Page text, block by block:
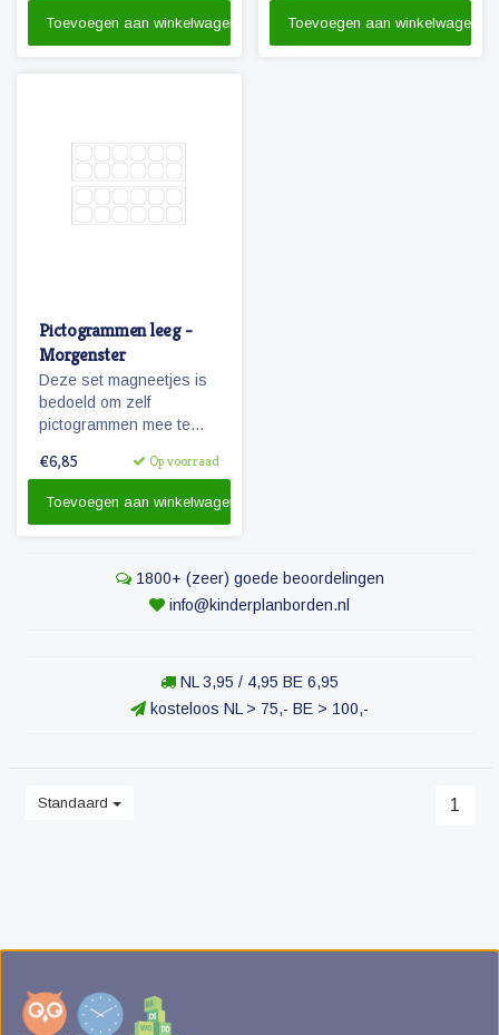
Toevoegen aan winkelwagen
serie en in een ruime
Toevoegen aan winkelwagen
Pictogrammen leeg -
Morgenster
Deze set magneetjes is
bedoeld om zelf
pictogrammen mee te
hebben dezelfde
pictogrammen
€6,85 Op voorraad
Toevoegen aan winkelwagen
1800+ (zeer) goede beoordelingen
info@kinderplanborden.nl
NL 3,95 / 4,95 BE 6,95
kosteloos NL > 75,- BE > 100,-
Standaard 1